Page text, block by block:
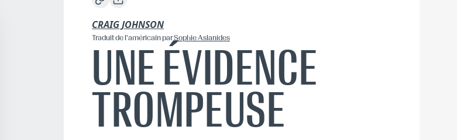
CRAIG JOHNSON
Traduitde l'américainparSophie Aslanides
UNE ÉVIDENCE
TROMPEUSE